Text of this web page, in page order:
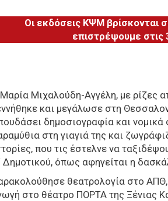
Οι εκδόσεις ΚΨΜ βρίσκονται
επιστρέψουμε στις
Μιχαλούδη-Αγγέλη, με ρίζες
και μεγάλωσε στη
δημοσιογραφία και νομικά
στη γιαγιά της και
που τις έστελνε να
Δημοτικού, όπως αφηγείται η
θεατρολογία στο ΑΠΘ,
στο θέατρο ΠΟΡΤΑ της Ξένιας